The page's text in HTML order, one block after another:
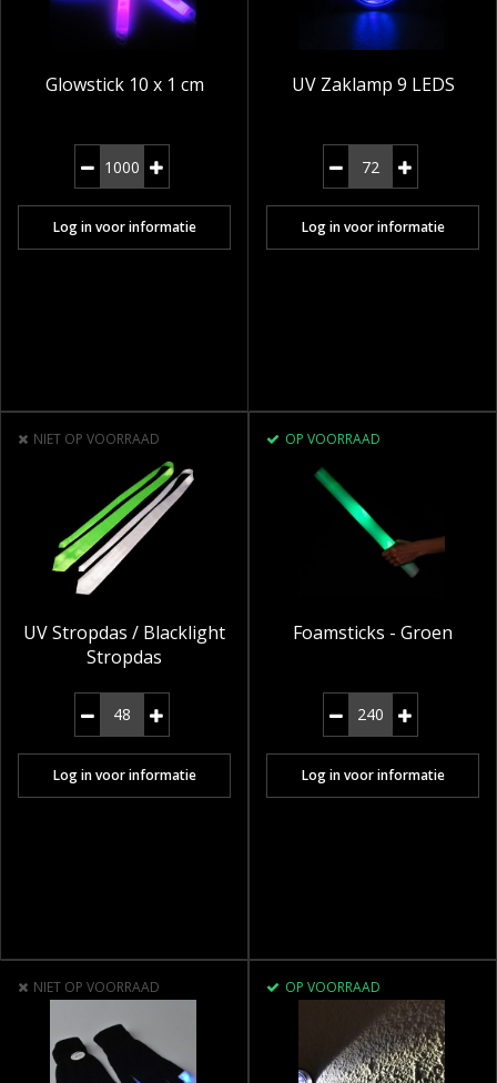
Glowstick 10 x 1 cm
Log in voor informatie
UV Zaklamp 9 LEDS
Log in voor informatie
NIET OP VOORRAAD
UV Stropdas / Blacklight
Stropdas
Log in voor informatie
OP VOORRAAD
Foamsticks - Groen
Log in voor informatie
NIET OP VOORRAAD OP VOORRAAD